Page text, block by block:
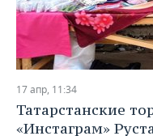
17 апр, 11:34
Татарстанские
«Инстаграм»